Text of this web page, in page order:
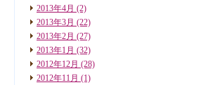
2013年4月 (2)
2013年3月 (22)
2013年2月 (27)
2013年1月 (32)
2012年12月 (28)
2012年11月 (1)